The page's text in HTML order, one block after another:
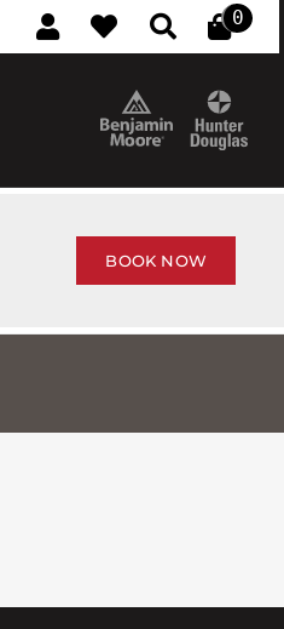
0
BOOK NOW